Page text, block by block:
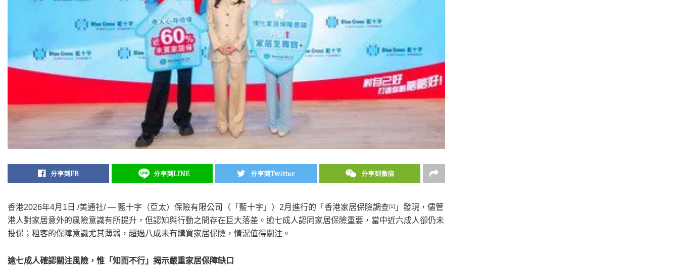
分享到FB 分享到LINE 分享到Twitter 分享到微信
香港2026年4月1日 /美通社/ — 藍十字（亞太）保險有限公司（「藍十字」）2月進行的「香港家居保險調查[1] 」發現，儘管
港人對家居意外的風險意識有所提升，但認知與行動之間存在巨大落差。逾七成人認同家居保險重要，當中近六成人卻仍未
投保；租客的保障意識尤其薄弱，超過八成未有購買家居保險，情況值得關注。
逾七成人確認關注風險，惟「知而不行」揭示嚴重家居保障缺口